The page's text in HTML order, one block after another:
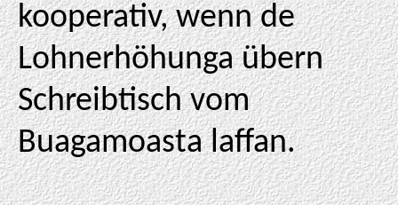
kooperativ, wenn de
Lohnerhöhunga übern
Schreibtisch vom
Buagamoasta laffan.